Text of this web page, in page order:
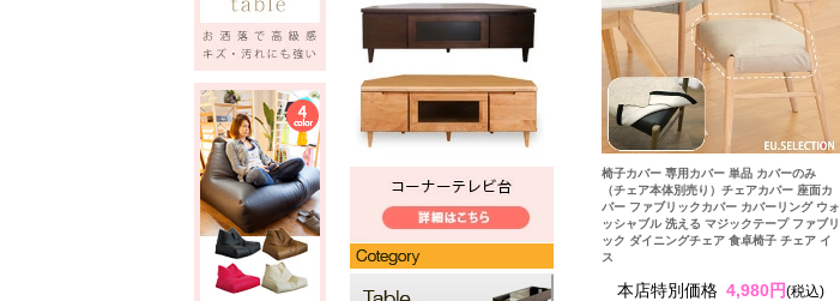
椅子カバー 専用カバー 単品 カバーのみ
（チェア本体別売り）チェアカバー 座面カ
バー ファブリックカバー カバーリング ウォ
ッシャブル 洗える マジックテープ ファブリ
ック ダイニングチェア 食卓椅子 チェア イ
ス
本店特別価格 4,980円(税込)